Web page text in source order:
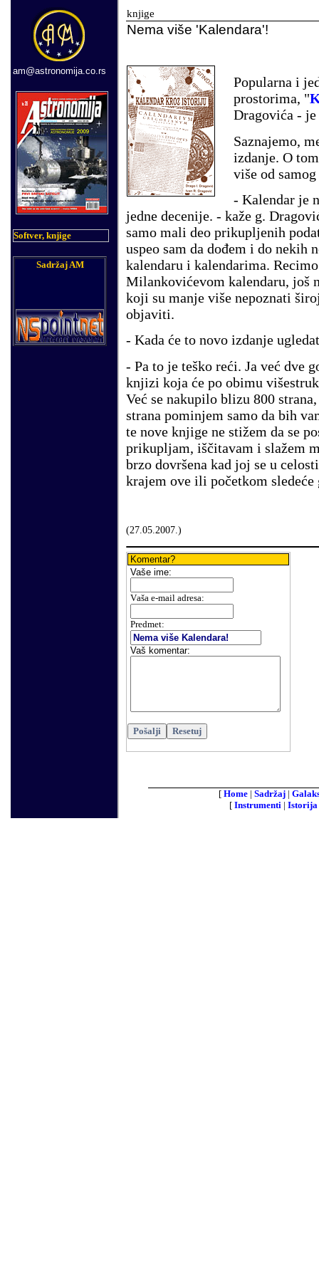
am@astronomija.co.rs
Softver, knjige
Sadržaj AM
knjige
Nema više 'Kalendara'!
Popularna i
prostorima, "
Dragovića -
Saznajemo,
izdanje. O
više od
- Kalendar je
jedne decenije. - kaže g.
samo mali deo prikupljenih
uspeo sam da dođem i do nekih
kalendaru i kalendarima.
Milankovićevom kalendaru, još
koji su manje više nepoznati
objaviti.
- Kada će to novo izdanje
- Pa to je teško reći. Ja već dve
knjizi koja će po obimu
Već se nakupilo blizu 800
strana pominjem samo da bih
te nove knjige ne stižem da se
prikupljam, iščitavam i slažem
brzo dovršena kad joj se u
krajem ove ili početkom sledeće
(27.05.2007.)
Komentar?
Vaše ime:
Vaša e-mail adresa:
Predmet:
Vaš komentar:
[ Home | Sadržaj |
[ Instrumenti |